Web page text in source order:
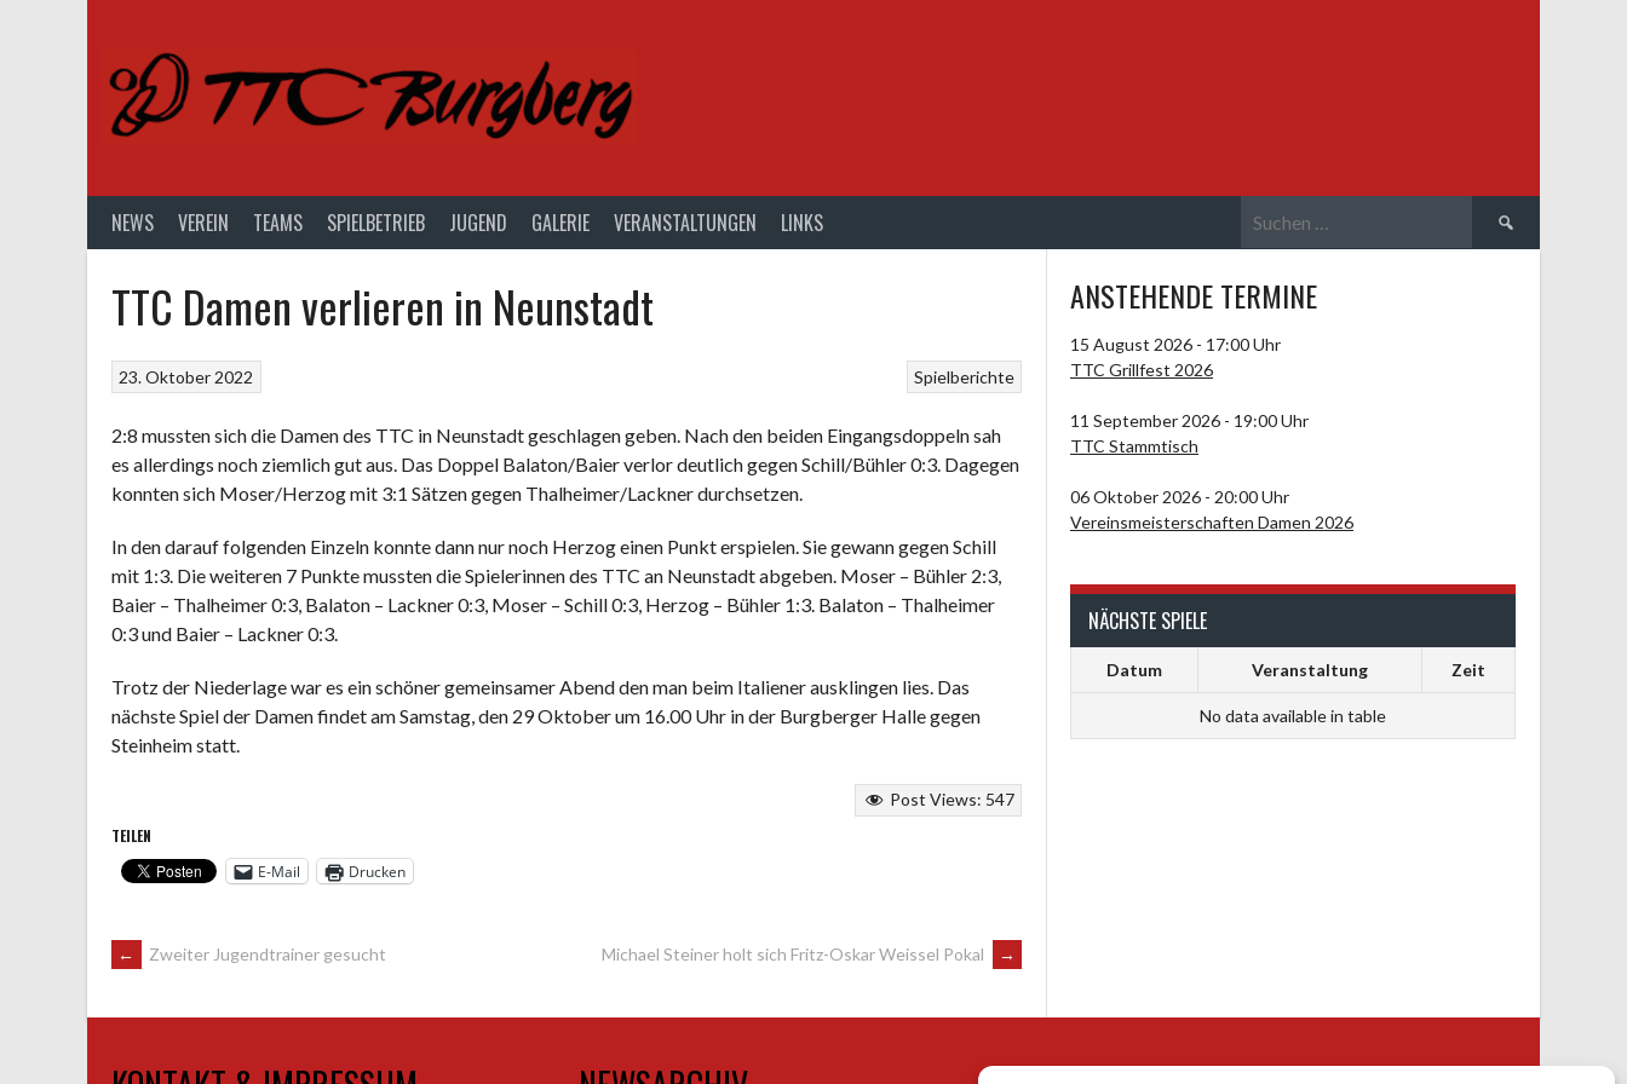
NEWS VEREIN TEAMS SPIELBETRIEB JUGEND GALERIE VERANSTALTUNGEN LINKS
nach:
TTC Damen verlieren in Neunstadt
Spielberichte
23. Oktober 2022
2:8 mussten sich die Damen des TTC in Neunstadt geschlagen geben. Nach den beiden Eingangsdoppeln sah
es allerdings noch ziemlich gut aus. Das Doppel Balaton/Baier verlor deutlich gegen Schill/Bühler 0:3. Dagegen
konnten sich Moser/Herzog mit 3:1 Sätzen gegen Thalheimer/Lackner durchsetzen.
In den darauf folgenden Einzeln konnte dann nur noch Herzog einen Punkt erspielen. Sie gewann gegen Schill
mit 1:3. Die weiteren 7 Punkte mussten die Spielerinnen des TTC an Neunstadt abgeben. Moser – Bühler 2:3,
Baier – Thalheimer 0:3, Balaton – Lackner 0:3, Moser – Schill 0:3, Herzog – Bühler 1:3. Balaton – Thalheimer
0:3 und Baier – Lackner 0:3.
Trotz der Niederlage war es ein schöner gemeinsamer Abend den man beim Italiener ausklingen lies. Das
nächste Spiel der Damen findet am Samstag, den 29 Oktober um 16.00 Uhr in der Burgberger Halle gegen
Steinheim statt.
Post Views: 547
TEILEN
E-Mail
Drucken
ARTIKEL-
NAVIGATION
← Zweiter Jugendtrainer gesucht Michael Steiner holt sich Fritz-Oskar Weissel Pokal →
ANSTEHENDE TERMINE
15 August 2026 - 17:00 Uhr
TTC Grillfest 2026
11 September 2026 - 19:00 Uhr
TTC Stammtisch
06 Oktober 2026 - 20:00 Uhr
Vereinsmeisterschaften Damen 2026
NÄCHSTE SPIELE
Datum Veranstaltung Zeit
No data available in table